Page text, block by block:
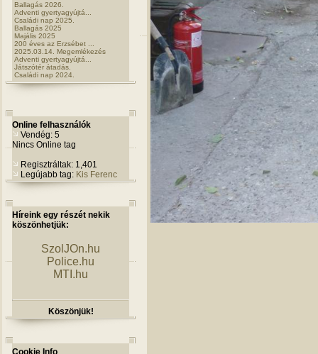
Ballagás 2026.
Adventi gyertyagyújtá...
Családi nap 2025.
Ballagás 2025
Majális 2025
200 éves az Erzsébet ...
2025.03.14. Megemlékezés
Adventi gyertyagyújtá...
Játszótér átadás.
Családi nap 2024.
Online felhasználók
Vendég: 5
Nincs Online tag
Regisztráltak: 1,401
Legújabb tag: Kis Ferenc
Híreink egy részét nekik
köszönhetjük:
SzolJOn.hu
Police.hu
MTI.hu
Köszönjük!
Cookie Info